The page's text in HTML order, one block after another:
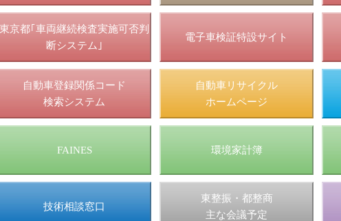
東京都｢車両継続検査実施可否判
断システム｣
電子車検証特設サイト
自動車登録関係コード
検索システム
自動車リサイクル
ホームページ
FAINES 環境家計簿
技術相談窓口
東整振・都整商
主な会議予定